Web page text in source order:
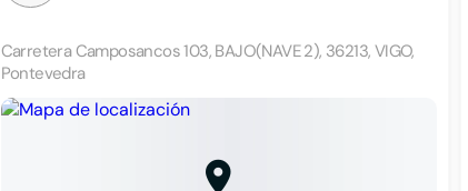
Carretera Camposancos 103, BAJO(NAVE 2), 36213, VIGO,
Pontevedra